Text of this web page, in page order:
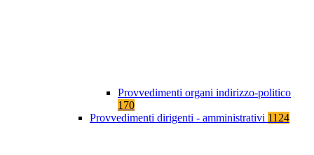
Provvedimenti organi indirizzo-politico
170
Provvedimenti dirigenti - amministrativi 1124